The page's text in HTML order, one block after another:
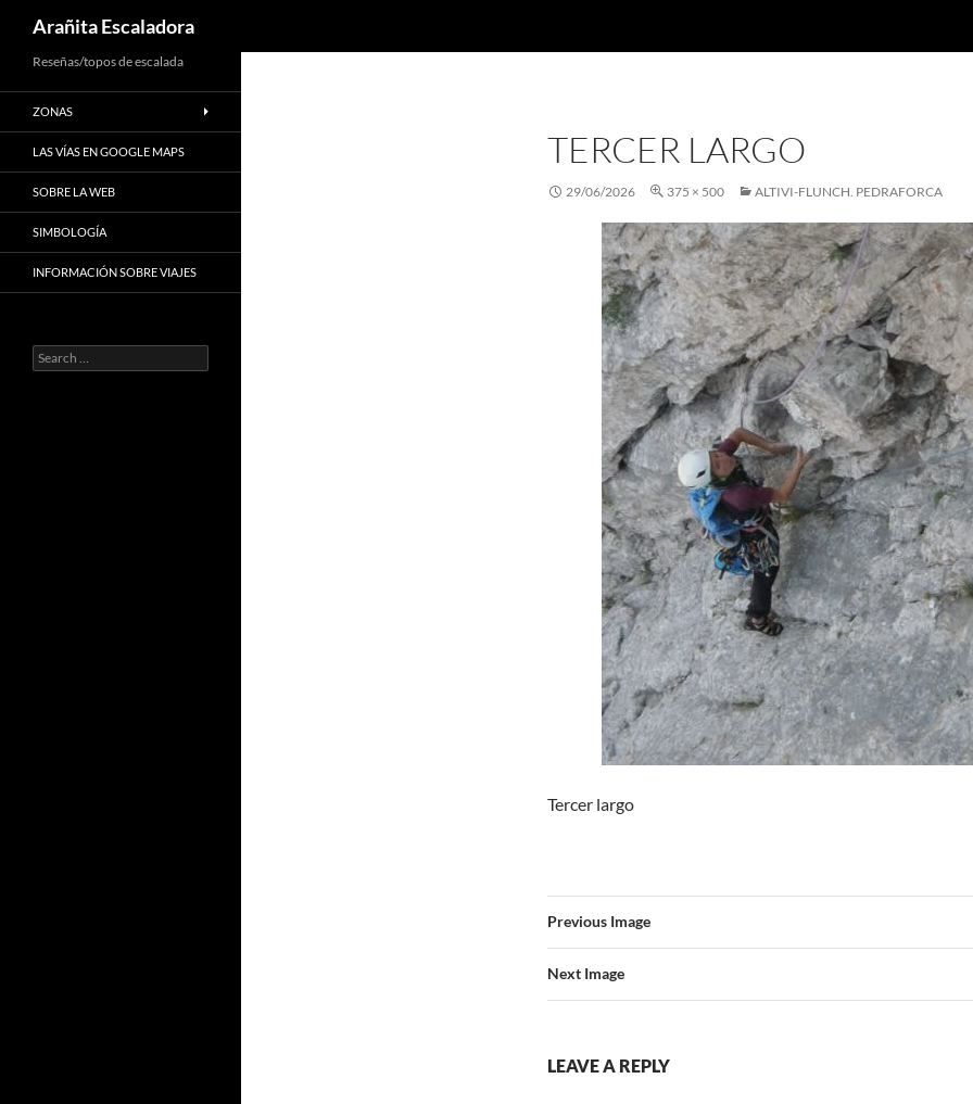
to
content
Arañita Escaladora
TERCER LARGO
29/06/2026 375 × 500 ALTIVI-FLUNCH. PEDRAFORCA
Tercer largo
Previous Image
Next Image
LEAVE A REPLY
Reseñas/topos de escalada
ZONAS
LAS VÍAS EN GOOGLE MAPS
SOBRE LA WEB
SIMBOLOGÍA
INFORMACIÓN SOBRE VIAJES
Search
for: